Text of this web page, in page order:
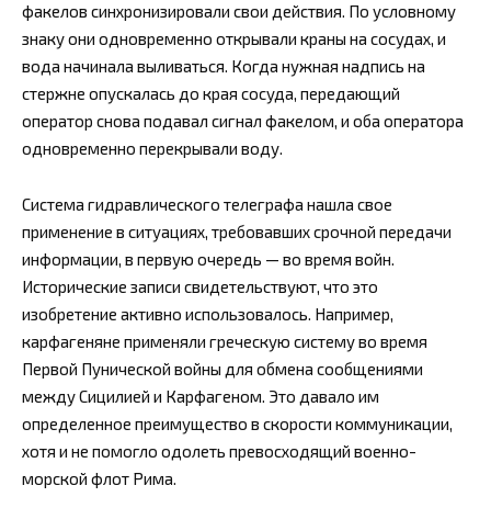
факелов синхронизировали свои действия. По условному
знаку они одновременно открывали краны на сосудах, и
вода начинала выливаться. Когда нужная надпись на
стержне опускалась до края сосуда, передающий
оператор снова подавал сигнал факелом, и оба оператора
одновременно перекрывали воду.
Система гидравлического телеграфа нашла свое
применение в ситуациях, требовавших срочной передачи
информации, в первую очередь — во время войн.
Исторические записи свидетельствуют, что это
изобретение активно использовалось. Например,
карфагеняне применяли греческую систему во время
Первой Пунической войны для обмена сообщениями
между Сицилией и Карфагеном. Это давало им
определенное преимущество в скорости коммуникации,
хотя и не помогло одолеть превосходящий военно-
морской флот Рима.